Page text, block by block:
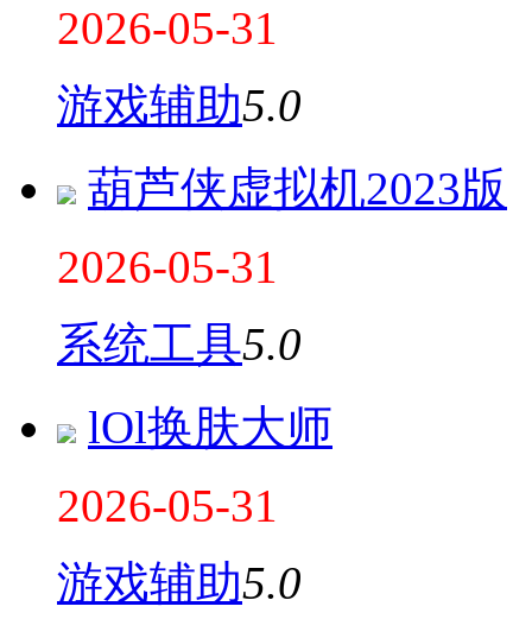
2026-05-31
游戏辅助5.0
葫芦侠虚拟机2023版
2026-05-31
系统工具5.0
lOl换肤大师
2026-05-31
游戏辅助5.0